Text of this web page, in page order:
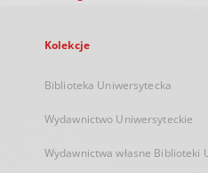
Kolekcje
Biblioteka Uniwersytecka
Wydawnictwo Uniwersyteckie
Wydawnictwa własne Biblioteki